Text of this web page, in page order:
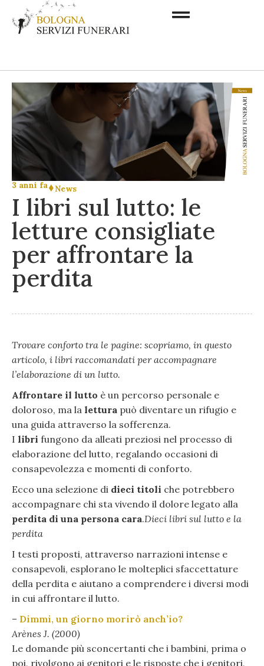
3 anni fa News
I libri sul lutto: le
letture consigliate
per affrontare la
perdita
Trovare conforto tra le pagine: scopriamo, in questo
articolo, i libri raccomandati per accompagnare
l’elaborazione di un lutto.
Affrontare il lutto è un percorso personale e
doloroso, ma la lettura può diventare un rifugio e
una guida attraverso la sofferenza.
I libri fungono da alleati preziosi nel processo di
elaborazione del lutto, regalando occasioni di
consapevolezza e momenti di conforto.
Ecco una selezione di dieci titoli che potrebbero
accompagnare chi sta vivendo il dolore legato alla
perdita di una persona cara.Dieci libri sul lutto e la
perdita
I testi proposti, attraverso narrazioni intense e
consapevoli, esplorano le molteplici sfaccettature
della perdita e aiutano a comprendere i diversi modi
in cui affrontare il lutto.
– Dimmi, un giorno morirò anch’io?
Arènes J. (2000)
Le domande più sconcertanti che i bambini, prima o
poi, rivolgono ai genitori e le risposte che i genitori,